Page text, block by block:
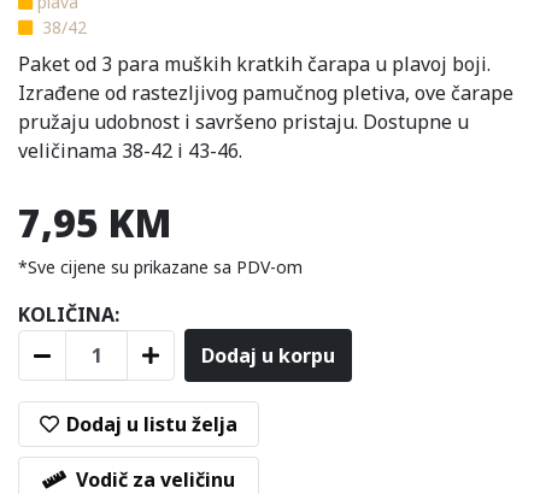
38/42
Paket od 3 para muških kratkih čarapa u plavoj boji.
Izrađene od rastezljivog pamučnog pletiva, ove čarape
pružaju udobnost i savršeno pristaju. Dostupne u
veličinama 38-42 i 43-46.
7,95 KM
*Sve cijene su prikazane sa PDV-om
KOLIČINA:
Dodaj u korpu
Dodaj u listu želja
Vodič za veličinu